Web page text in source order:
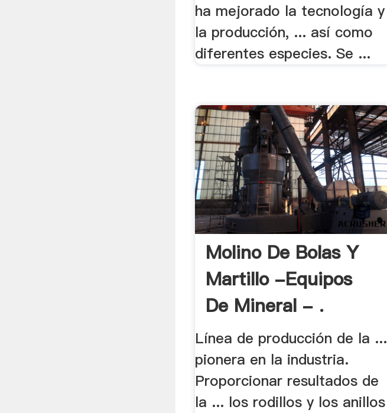
ha mejorado la tecnología y
la producción, ... así como
diferentes especies. Se ...
Molino De Bolas Y
Martillo -equipos
De Mineral - .
Línea de producción de la ...
pionera en la industria.
Proporcionar resultados de
la ... los rodillos y los anillos